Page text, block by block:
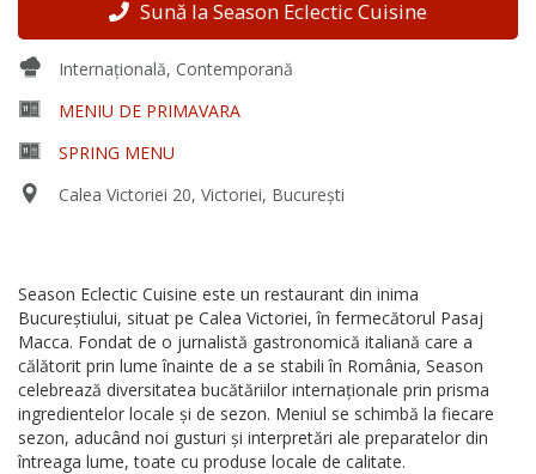
Sună la Season Eclectic Cuisine
Internațională, Contemporană
MENIU DE PRIMAVARA
SPRING MENU
Calea Victoriei 20, Victoriei, București
Season Eclectic Cuisine este un restaurant din inima
Bucureștiului, situat pe Calea Victoriei, în fermecătorul Pasaj
Macca. Fondat de o jurnalistă gastronomică italiană care a
călătorit prin lume înainte de a se stabili în România, Season
celebrează diversitatea bucătăriilor internaționale prin prisma
ingredientelor locale și de sezon. Meniul se schimbă la fiecare
sezon, aducând noi gusturi și interpretări ale preparatelor din
întreaga lume, toate cu produse locale de calitate.